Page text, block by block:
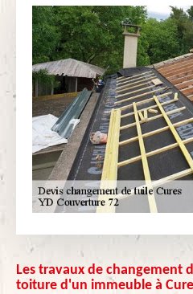
Les travaux de changement
toiture d'un immeuble à